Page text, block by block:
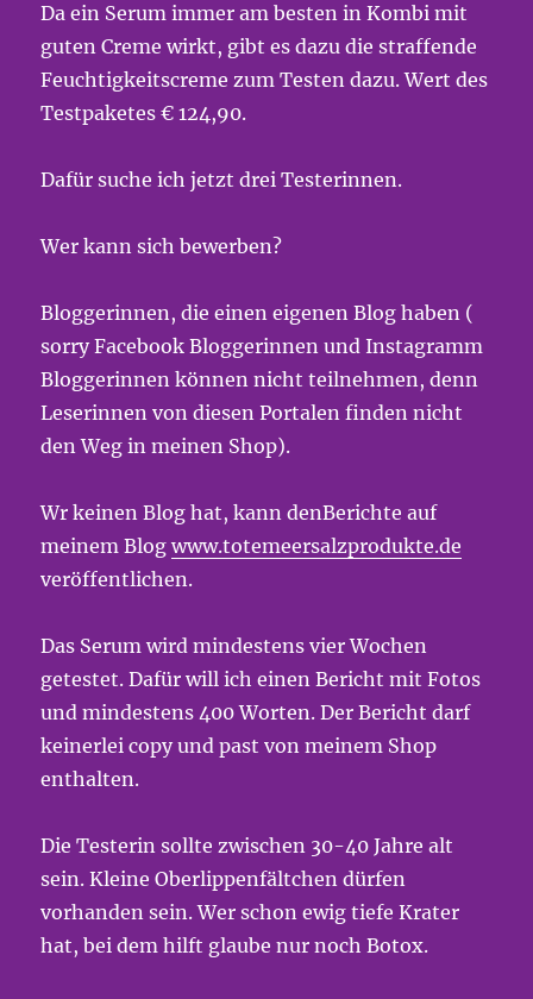
Da ein Serum immer am besten in Kombi mit
guten Creme wirkt, gibt es dazu die straffende
Feuchtigkeitscreme zum Testen dazu. Wert des
Testpaketes € 124,90.
Dafür suche ich jetzt drei Testerinnen.
Wer kann sich bewerben?
Bloggerinnen, die einen eigenen Blog haben (
sorry Facebook Bloggerinnen und Instagramm
Bloggerinnen können nicht teilnehmen, denn
Leserinnen von diesen Portalen finden nicht
den Weg in meinen Shop).
Wr keinen Blog hat, kann denBerichte auf
meinem Blogwww.totemeersalzprodukte.de
veröffentlichen.
Das Serum wird mindestens vier Wochen
getestet. Dafür will ich einen Bericht mit Fotos
und mindestens 400 Worten. Der Bericht darf
keinerlei copy und past von meinem Shop
enthalten.
Die Testerin sollte zwischen 30-40 Jahre alt
sein. Kleine Oberlippenfältchen dürfen
vorhanden sein. Wer schon ewig tiefe Krater
hat, bei dem hilft glaube nur noch Botox.